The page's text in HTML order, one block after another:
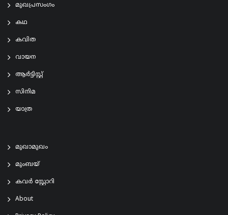
മുഖപ്രസംഗം
കഥ
കവിത
വായന
ആര്‍ട്ടിസ്റ്റ്
സിനിമ
യാത്ര
മുഖാമുഖം
മുംബയ്
കവർ സ്റ്റോറി
About